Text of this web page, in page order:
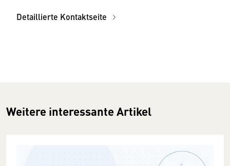
Detaillierte Kontaktseite
Weitere interessante Artikel